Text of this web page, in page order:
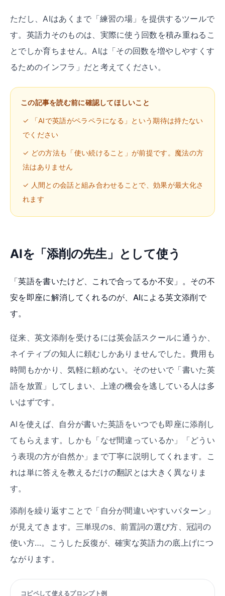
ただし、AIはあくまで「練習の場」を提供するツールで
す。英語力そのものは、実際に使う回数を積み重ねるこ
とでしか育ちません。AIは「その回数を増やしやすくす
るためのインフラ」だと考えてください。
この記事を読む前に確認してほしいこと
✓ 「AIで英語がペラペラになる」という期待は持たない
でください
✓ どの方法も「使い続けること」が前提です。魔法の方
法はありません
✓ 人間との会話と組み合わせることで、効果が最大化さ
れます
AIを「添削の先生」として使う
「英語を書いたけど、これで合ってるか不安」。その不
安を即座に解消してくれるのが、AIによる英文添削で
す。
従来、英文添削を受けるには英会話スクールに通うか、
ネイティブの知人に頼むしかありませんでした。費用も
時間もかかり、気軽に頼めない。そのせいで「書いた英
語を放置」してしまい、上達の機会を逃している人は多
いはずです。
AIを使えば、自分が書いた英語をいつでも即座に添削し
てもらえます。しかも「なぜ間違っているか」「どうい
う表現の方が自然か」まで丁寧に説明してくれます。こ
れは単に答えを教えるだけの翻訳とは大きく異なりま
す。
添削を繰り返すことで「自分が間違いやすいパターン」
が見えてきます。三単現のs、前置詞の選び方、冠詞の
使い方…。こうした反復が、確実な英語力の底上げにつ
ながります。
コピペして使えるプロンプト例